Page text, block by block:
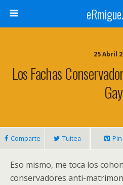
25 Abril
Los Fachas
Gay
Comparte Tuitea Pin
Eso mismo, me toca los
conservadores anti-